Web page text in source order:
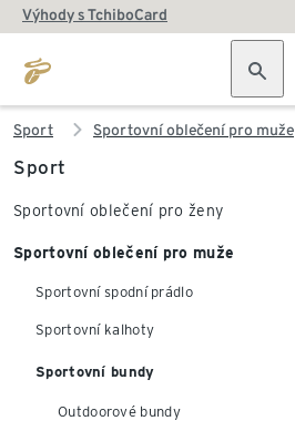
Výhody s TchiboCard
Sport Sportovní oblečení pro muže
Sport
Sportovní oblečení pro ženy
Sportovní oblečení pro muže
Sportovní spodní prádlo
Sportovní kalhoty
Sportovní bundy
Outdoorové bundy